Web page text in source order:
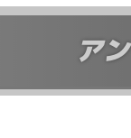
ア